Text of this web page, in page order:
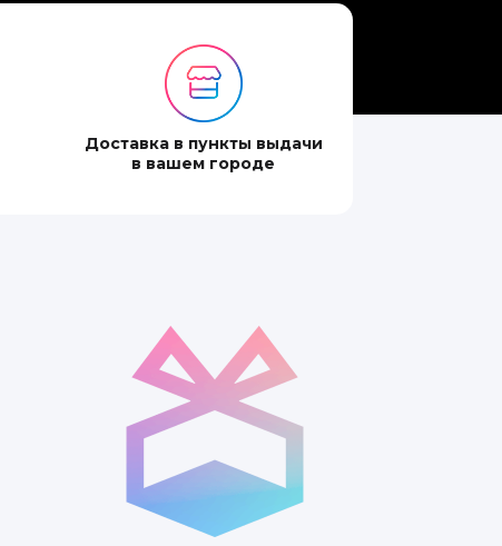
Доставка в пункты выдачи
в вашем городе